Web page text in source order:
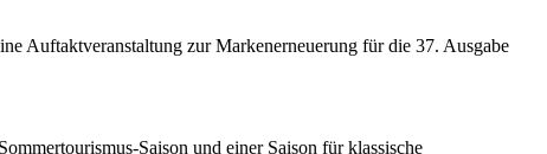
Auftaktveranstaltung zur Markenerneuerung für die 37. Ausgabe
Saison und einer Saison für klassische